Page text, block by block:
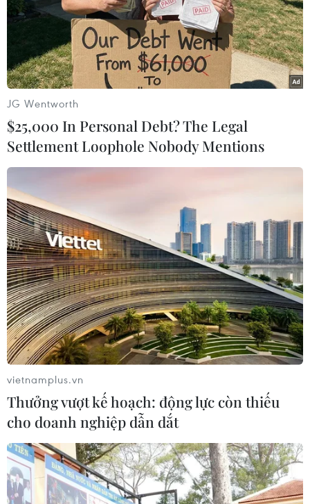
06/06/2017 03:24
Các thị trường chứng khoán Âu-Mỹ đồng loạt giảm
điểm giữa bối cảnh giới đầu tư bị tác động bởi cuộc tấn
công khủng bố cuối tuần qua ở London và số liệu việc
làm thấp hơn kỳ vọng tại Mỹ.
Tỷ giá ổn định, USD giao dịch ở mức thấp
nhất 6 tháng trở lại đây
06/06/2017 08:56
Giới phân tích đồng thuận quan điểm FED sẽ nâng lãi
suất trong phiên họp ngày 14/6 tới đây. Tuy nhiên, điều
này không tác động mạnh đến tâm lý thị trường khi mà
giá trị USD tiếp tục đi xuống.
JG Wentworth
$25,000 In Personal Debt? The Legal
Settlement Loophole Nobody Mentions
vietnamplus.vn
Thưởng vượt kế hoạch: động lực còn thiếu
cho doanh nghiệp dẫn dắt